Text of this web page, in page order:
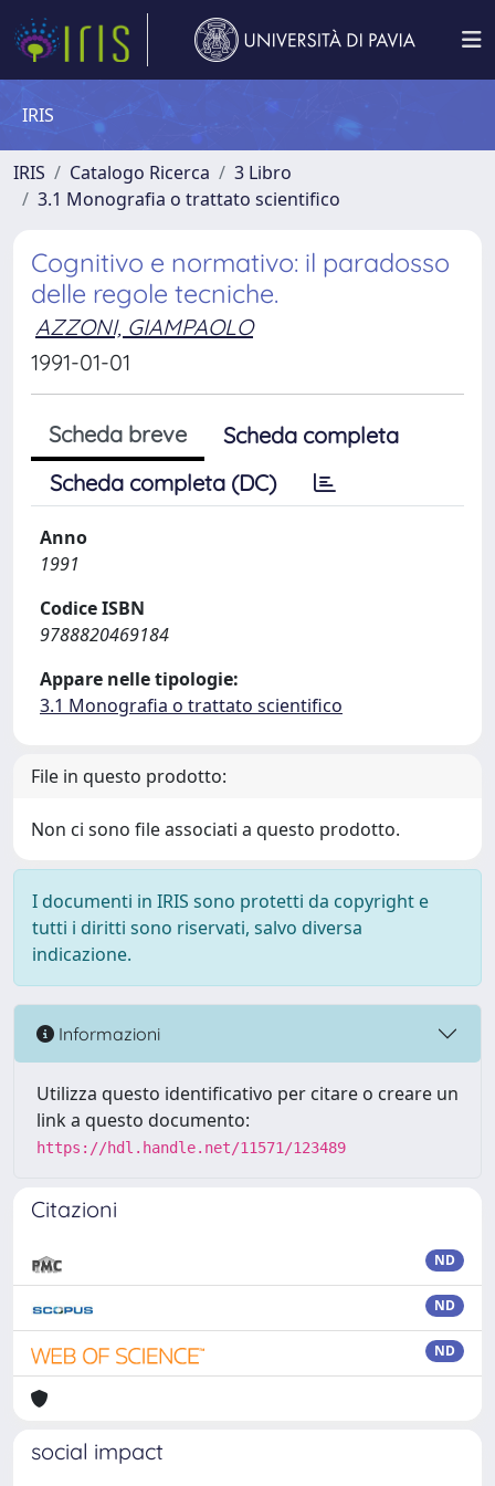
IRIS
IRIS Catalogo Ricerca
3 Libro
3.1 Monografia o trattato scientifico
Cognitivo e normativo: il paradosso
delle regole tecniche.
AZZONI, GIAMPAOLO
1991-01-01
Scheda breve
Scheda completa
Scheda completa (DC)
Anno
1991
Codice ISBN
9788820469184
Appare nelle tipologie:
3.1 Monografia o trattato scientifico
File in questo prodotto:
Non ci sono file associati a questo prodotto.
I documenti in IRIS sono protetti da copyright e
tutti i diritti sono riservati, salvo diversa
indicazione.
Informazioni
Utilizza questo identificativo per citare o creare un
link a questo documento:
https://hdl.handle.net/11571/123489
Citazioni
ND
ND
ND
social impact